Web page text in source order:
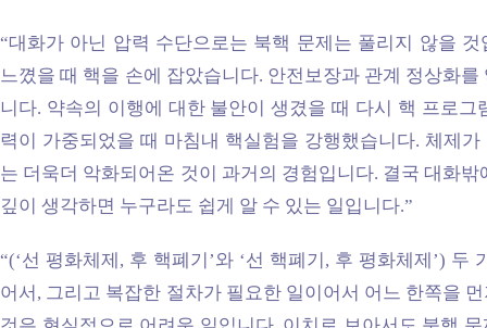
“대화가 아닌 압력 수단으로는 북핵 문제는 풀리지 않을
느꼈을 때 핵을 손에 잡았습니다. 안전보장과 관계 정상화
니다. 약속의 이행에 대한 불안이 생겼을 때 다시 핵 프로
력이 가중되었을 때 마침내 핵실험을 강행했습니다. 체제
는 더욱더 악화되어온 것이 과거의 경험입니다. 결국 대화
깊이 생각하면 누구라도 쉽게 알 수 있는 일입니다.”
“(‘선 평화체제, 후 핵폐기’와 ‘선 핵폐기, 후 평화체제’) 두
어서, 그리고 복잡한 절차가 필요한 일이어서 어느 한쪽을